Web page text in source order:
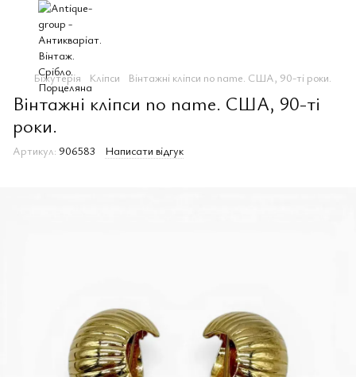
Біжутерія Клiпси Вінтажні кліпси no name. США, 90-ті роки.
Вінтажні кліпси no name. США, 90-ті
роки.
Артикул: 906583 Написати відгук